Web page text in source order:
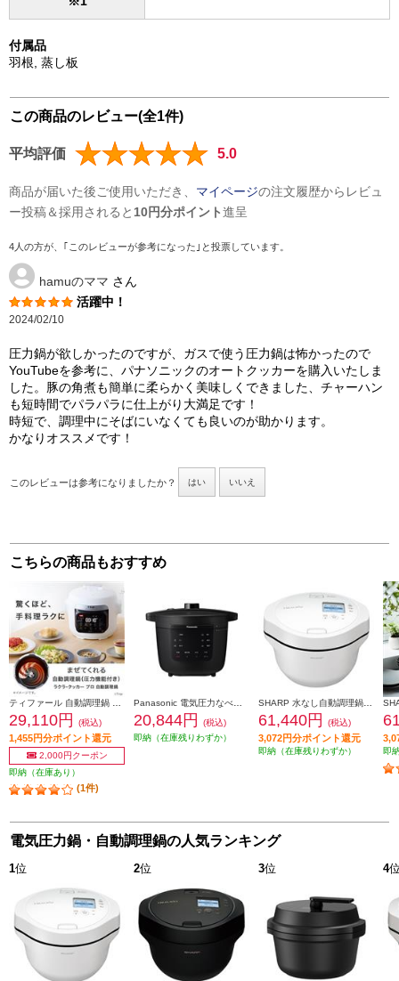
付属品
羽根, 蒸し板
この商品のレビュー(全1件)
平均評価 5.0
商品が届いた後ご使用いただき、 マイページの注文履歴からレビュ
ー投稿＆採用されると 10円分ポイント進呈
4人の方が、｢このレビューが参考になった｣と投票しています。
hamuのママ さん
活躍中！
2024/02/10
圧力鍋が欲しかったのですが、ガスで使う圧力鍋は怖かったので
YouTubeを参考に、パナソニックのオートクッカーを購入いたしま
した。豚の角煮も簡単に柔らかく美味しくできました、チャーハン
も短時間でパラパラに仕上がり大満足です！
時短で、調理中にそばにいなくても良いのが助かります。
かなりオススメです！
このレビューは参考になりましたか？ はい いいえ
こちらの商品もおすすめ
ティファール 自動調理鍋 ラクラ・クッカー プロ[ホワイト] CY3811J0
29,110円 (税込)
1,455円分ポイント還元
2,000円クーポン
即納（在庫あり）
(1件)
Panasonic 電気圧力なべ【2.6L/自動調理20メニュー/ブラック】 NF-PC400-K
20,844円
(税込)
即納（在庫残りわずか）
SHARP 水なし自動調理鍋 ヘルシオ ホットクック proシリーズ 2.4Lタイプ KN-HW24H-W
61,440円 (税込)
3,072円分ポイント還元
即納（在庫残りわずか） 即
電気圧力鍋・自動調理鍋の人気ランキング
1位 2位 3位 4